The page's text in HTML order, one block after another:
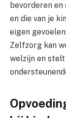
bevorderen
en die van je
eigen
Zelfzorg kan
welzijn en